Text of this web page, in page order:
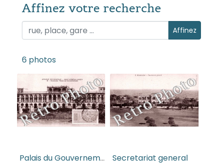
Affinez votre recherche
Affinez votre recherche Affinez
6 photos
Palais du Gouvernement, Haut-Senegal-Niger Secretariat general